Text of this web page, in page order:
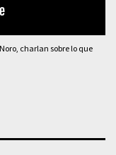
charlan sobre lo que